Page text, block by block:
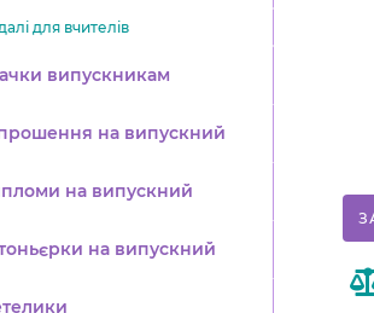
для вчителів
випускникам
на випускний
на випускний
на випускний